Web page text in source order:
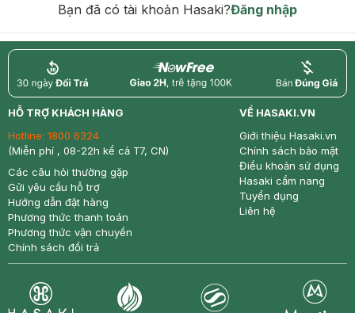
Bạn đã có tài khoản Hasaki?Đăng nhập
return nowfree price
HỖ TRỢ KHÁCH HÀNG
Hotline: 1800 6324
(Miễn phí , 08-22h kể cả T7, CN)
Các câu hỏi thường gặp
Gửi yêu cầu hỗ trợ
Hướng dẫn đặt hàng
Phương thức thanh toán
Phương thức vận chuyển
Chính sách đổi trả
VỀ HASAKI.VN
Giới thiệu Hasaki.vn
Chính sách bảo mật
Điều khoản sử dụng
Hasaki cẩm nang
Tuyển dụng
Liên hệ